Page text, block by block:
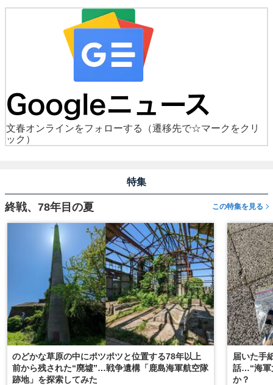
文春オンラインをフォローする
（遷移先で☆マークをクリ
ック）
特集
終戦、78年目の夏 この特集を見る
のどかな草原の中にポツポツと位置する78年以上
前から残された“廃墟”…戦争遺構「鹿島海軍航空隊
跡地」を探索してみた
届いた手
話…“海軍
か？